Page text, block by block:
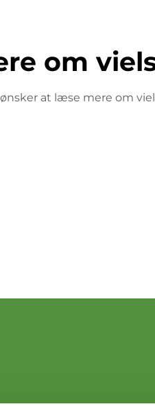
om
at læse mere om